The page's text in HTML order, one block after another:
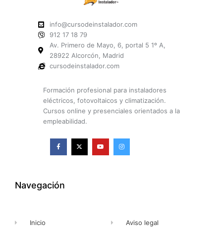
info@cursodeinstalador.com
912 17 18 79
Av. Primero de Mayo, 6, portal 5 1º A,
28922 Alcorcón, Madrid
cursodeinstalador.com
Formación profesional para instaladores
eléctricos, fotovoltaicos y climatización.
Cursos online y presenciales orientados a la
empleabilidad.
F
a
k
-
X
-
Y
o
I
n
Navegación
Inicio Aviso legal